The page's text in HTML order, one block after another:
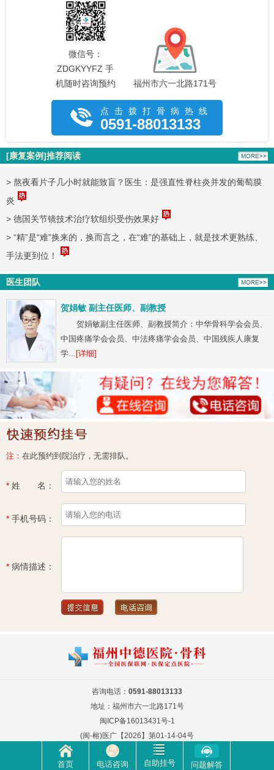
微信号：
ZDGKYYFZ 手
机随时咨询预约
福州市六一北路171号
点击拨打骨病热线
0591-88013133
[康复案例]推荐阅读
> 熬夜看片子几小时就能致盲？医生：是强直性脊柱炎并发的葡萄膜
炎
> 德国关节镜技术治疗软组织受伤效果好
> “精”是“难”换来的，换而言之，在“难”的基础上，就是技术更熟练、
手法更到位！
医生团队
贺娟敏 副主任医师、副教授
贺娟敏副主任医师、副教授简介：中华骨科学会会员、
中国疼痛学会会员、中法疼痛学会会员、中国残疾人康复
学... [详细]
注： 在此预约到院治疗，无需排队。
* 姓 名：
* 手机号码：
* 病情描述：
咨询电话： 0591-88013133
地址：福州市六一北路171号
闽ICP备16013431号-1
(闽-榕)医广【2026】第01-14-04号
首页 电话咨询 自助挂号 问题解答